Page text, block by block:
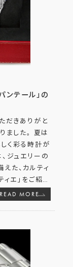
ンテール」の
だきありがと
ました。 夏は
く彩る時計が
ジュエリーの
た、カルティ
エ」をご紹…
READ MORE